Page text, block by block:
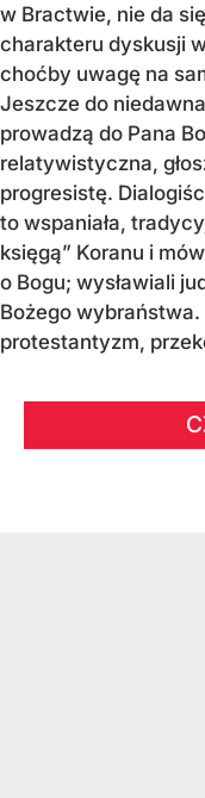
w Bractwie, nie da
charakteru dyskusji
choćby uwagę na
Jeszcze do
prowadzą do Pana
relatywistyczna,
progresistę.
to wspaniała,
księgą” Koranu i
o Bogu; wysławiali
Bożego
protestantyzm,